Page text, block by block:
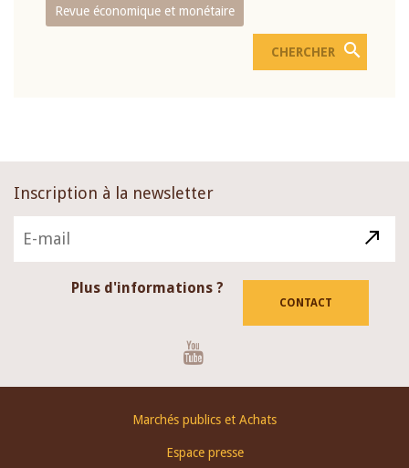
Revue économique et monétaire
Inscription à la newsletter
Plus d'informations ?
CONTACT
Marchés publics et Achats
Espace presse